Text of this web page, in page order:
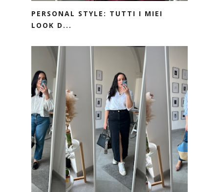
PERSONAL STYLE: TUTTI I MIEI
LOOK D...